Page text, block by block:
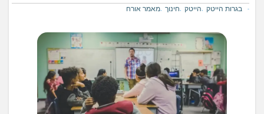
בגרות הייטק
הייטק חינוך מאמר אורח